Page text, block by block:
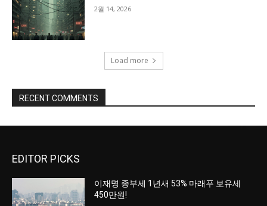
2월 14, 2026
Load more
RECENT COMMENTS
EDITOR PICKS
이재명 종부세 1년새 53% 마래푸 보유세
450만원!